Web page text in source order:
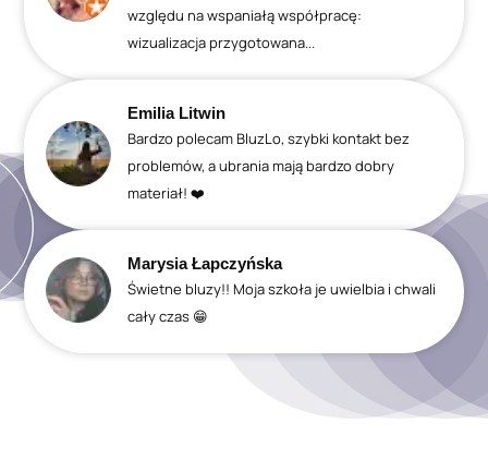
względu na wspaniałą współpracę:
wizualizacja przygotowana...
Emilia Litwin
Bardzo polecam BluzLo, szybki kontakt bez
problemów, a ubrania mają bardzo dobry
materiał! ❤️
Marysia Łapczyńska
Świetne bluzy!! Moja szkoła je uwielbia i chwali
cały czas 😁